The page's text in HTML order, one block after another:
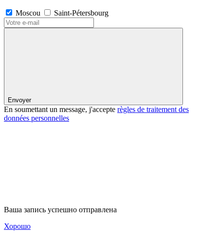
Moscou Saint-Pétersbourg
Envoyer
En soumettant un message, j'accepte règles de traitement des
données personnelles
Ваша запись успешно отправлена
Хорошо